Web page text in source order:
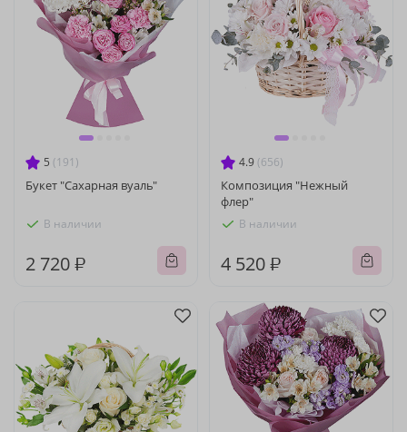
5 (191)
Букет "Сахарная вуаль"
В наличии
2 720 ₽
4.9 (656)
Композиция "Нежный
флер"
В наличии
4 520 ₽